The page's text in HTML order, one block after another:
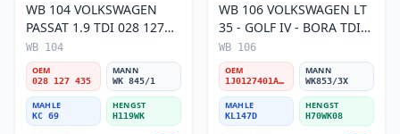
WB 104 VOLKSWAGEN
PASSAT 1.9 TDI 028 127
435 Yakıt/Mazot Filtresi
WB 104
OEM
028 127 435
MANN
WK 845/1
MAHLE
KC 69
HENGST
H119WK
WB 106 VOLKSWAGEN LT
35 - GOLF IV - BORA TDI
1J0 127 401 Yakıt/Mazot
Filtresi
WB 106
OEM
1J0127401A/2D0127399/1J0127399A
MANN
WK853/3X
MAHLE
KL147D
HENGST
H70WK08